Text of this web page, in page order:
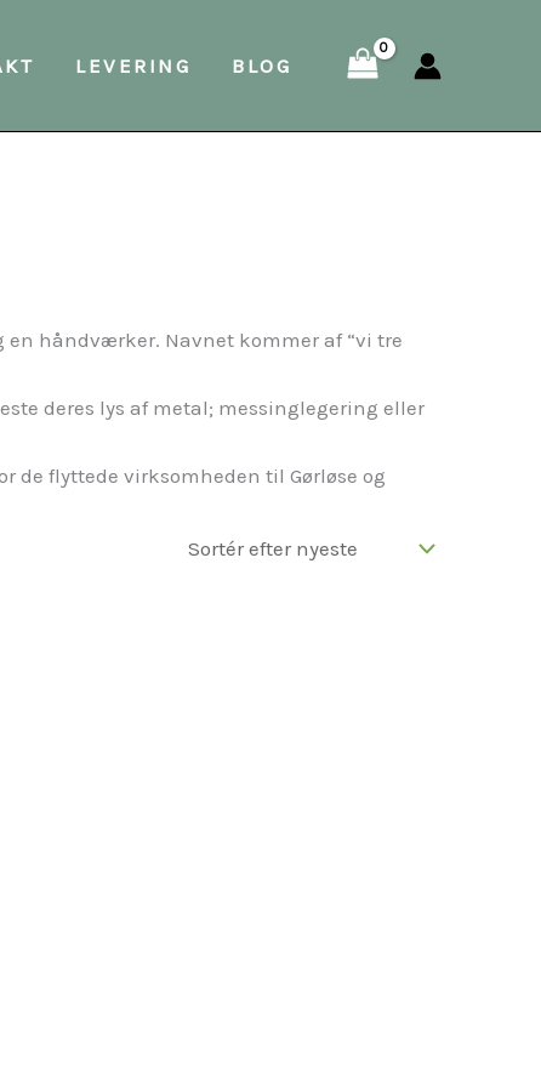
LEVERING BLOG
håndværker. Navnet kommer af “vi tre
deres lys af metal; messinglegering eller
de flyttede virksomheden til Gørløse og